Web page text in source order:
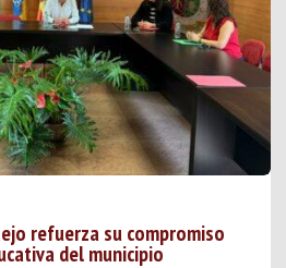
refuerza su compromiso
del municipio